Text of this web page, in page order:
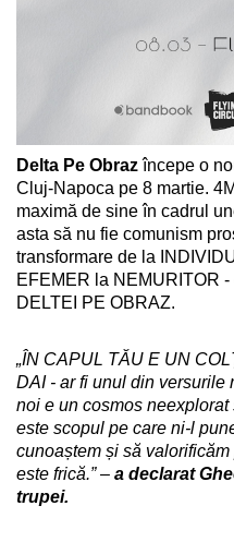
Delta Pe Obraz începe o
Cluj-Napoca pe 8 martie.
maximă de sine în cadrul
asta să nu fie comunism
transformare de la
EFEMER la NEMURITOR
DELTEI PE OBRAZ.
„ÎN CAPUL TĂU E UN
DAI - ar fi unul din versurile
noi e un cosmos
este scopul pe care ni-l
cunoaștem și să
este frică.” – a declarat
trupei.